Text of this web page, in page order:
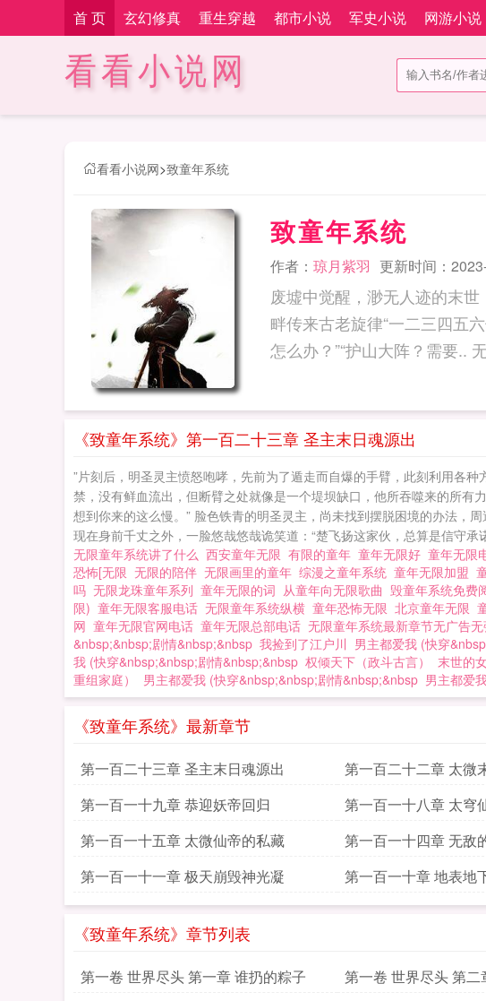
首 页 玄幻修真 重生穿越 都市小说 军史小说 网游小说
看看小说网
看看小说网>致童年系统
致童年系统
作者： 琼月紫羽 更新时间：
废墟中觉醒，渺无人迹的末
畔传来古老旋律“一二三四五
怎
《致童年系统》第一百二十三章 圣主末日魂源出
”片刻后，明圣灵主愤怒咆哮，先前为了遁走而自爆的手臂，此刻利用各
禁，没有鲜血流出，但断臂之处就像是一个堤坝缺口，他所吞噬来的所
想到你来的这么慢。” 脸色铁青的明圣灵主，尚未找到摆脱困境的办法
现在身前千丈之外，一脸悠哉悠哉诡笑道：“楚飞扬这家伙，总算是信守承
无限童年系统讲了什么 西安童年无限 有限的童年 童年无限好 童年无限
恐怖[无限 无限的陪伴 无限画里的童年 综漫之童年系统 童年无限加盟
吗 无限龙珠童年系列 童年无限的词 从童年向无限歌曲 毁童年系统免费
限) 童年无限客服电话 无限童年系统纵横 童年恐怖无限 北京童年无限
网 童年无限官网电话 童年无限总部电话 无限童年系统最新章节无广告无
&nbsp;&nbsp;剧情&nbsp;&nbsp 我捡到了江户川 男主都爱我 (快穿
我 (快穿&nbsp;&nbsp;剧情&nbsp;&nbsp 权倾天下（政斗古言） 末世的
重组家庭）
男主都爱我 (快穿&nbsp;&nbsp;剧情&nbsp;&nbsp 男主都爱
《致童年系统》最新章节
第一百二十三章 圣主末日魂源出 第一百二十二章 太微
第一百一十九章 恭迎妖帝回归
第一百一十八章 太穹
第一百一十五章 太微仙帝的私藏
第一百一十四章 无敌
第一百一十一章 极天崩毁神光凝
第一百一十章 地表地
《致童年系统》章节列表
第一卷 世界尽头 第一章 谁扔的粽子 第一卷 世界尽头 第二